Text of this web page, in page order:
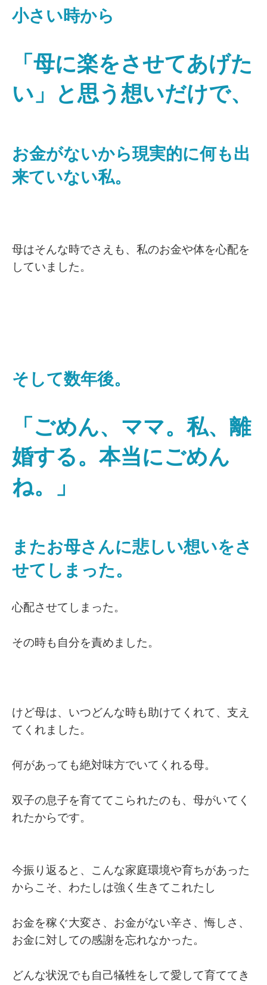
小さい時から
「母に楽をさせてあげた
い」と思う想いだけで、
お金がないから現実的に何も出
来ていない私。
母はそんな時でさえも、私のお金や体を心配を
していました。
そして数年後。
「ごめん、ママ。私、離
婚する。本当にごめん
ね。」
またお母さんに悲しい想いをさ
せてしまった。
心配させてしまった。
その時も自分を責めました。
けど母は、いつどんな時も助けてくれて、支え
てくれました。
何があっても絶対味方でいてくれる母。
双子の息子を育ててこられたのも、母がいてく
れたからです。
今振り返ると、こんな家庭環境や育ちがあった
からこそ、わたしは強く生きてこれたし
お金を稼ぐ大変さ、お金がない辛さ、悔しさ、
お金に対しての感謝を忘れなかった。
どんな状況でも自己犠牲をして愛して育ててき